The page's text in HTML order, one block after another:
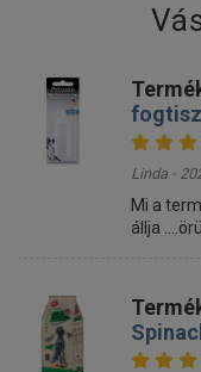
Linda -
Mi a
állja